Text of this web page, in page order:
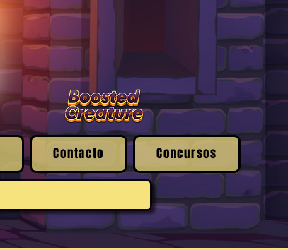
Contacto Concursos